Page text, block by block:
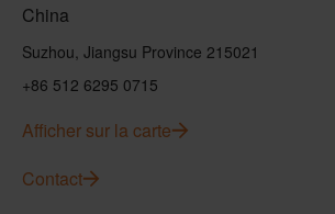
China
Suzhou, Jiangsu Province 215021
+86 512 6295 0715
Afficher sur la carte
Contact